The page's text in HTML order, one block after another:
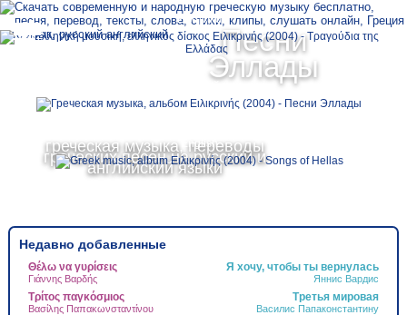
Песни
Эллады
греческая музыка, переводы
греческих песен на русский и
английский языки
Ελληνικά
English
MENU
Недавно добавленные
Θέλω να γυρίσεις Я хочу, чтобы ты вернулась
Γιάννης Βαρδής Яннис Вардис
Τρίτος παγκόσμιος Третья мировая
Βασίλης Παπακωνσταντίνου Василис Папаконстантину